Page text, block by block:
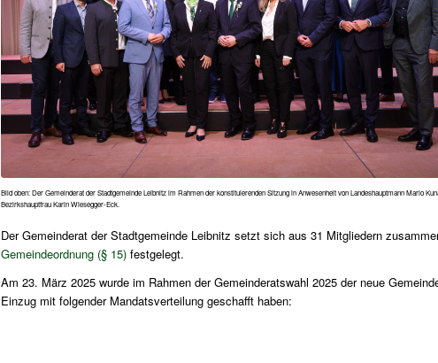
Bild oben: Der Gemeinderat der Stadtgemeinde Leibnitz im Rahmen der konstituierenden Sitzung in Anwesenheit von Landeshauptmann Mario
Bezirkshauptfrau Karin Wiesegger-Eck.
Der Gemeinderat der Stadtgemeinde Leibnitz setzt sich aus 31 Mitgliedern
Gemeindeordnung (§ 15) festgelegt.
Am 23. März 2025 wurde im Rahmen der Gemeinderatswahl 2025 der neue
Einzug mit folgender Mandatsverteilung geschafft haben: